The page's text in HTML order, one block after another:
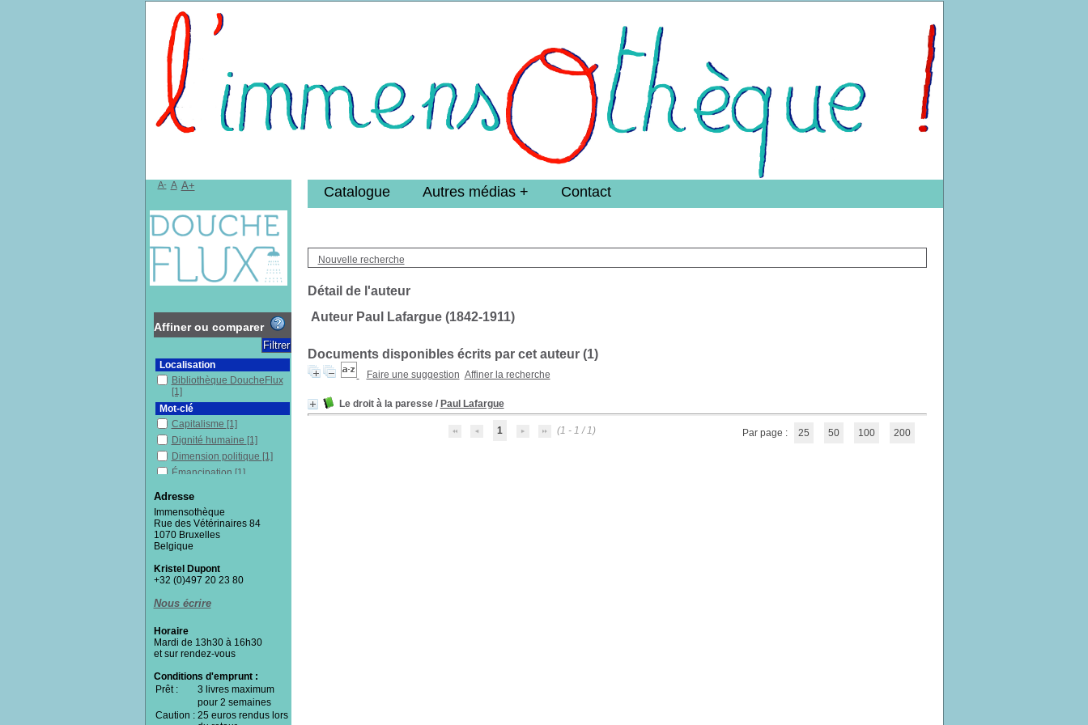
Nouvelle recherche
Détail de l'auteur
Auteur Paul Lafargue (1842-1911)
Documents disponibles écrits par cet auteur (1)
Faire une suggestion Affiner la recherche
Le droit à la paresse/ Paul Lafargue
1 (1 - 1 / 1) Par page : 25 50 100 200
Catalogue Autres médias Contact
A- A A+
Affiner ou comparer
Localisation
Bibliothèque DoucheFlux
[1]
Mot-clé
Capitalisme [1]
Dignité humaine [1]
Dimension politique [1]
Émancipation [1]
Justice sociale
Lutte de classes[1]
Philosophie
Précarité
Souffrance au travail
Travail [1]
Section
Adresse
Immensothèque
Rue des Vétérinaires 84
1070 Bruxelles
Belgique
Kristel Dupont
+32 (0)497 20 23 80
Nous écrire
Horaire
Mardi de 13h30 à 16h30
et sur rendez-vous
Conditions d'emprunt :
Prêt :
3 livres maximum
pour 2 semaines
Caution : 25 euros rendus lors